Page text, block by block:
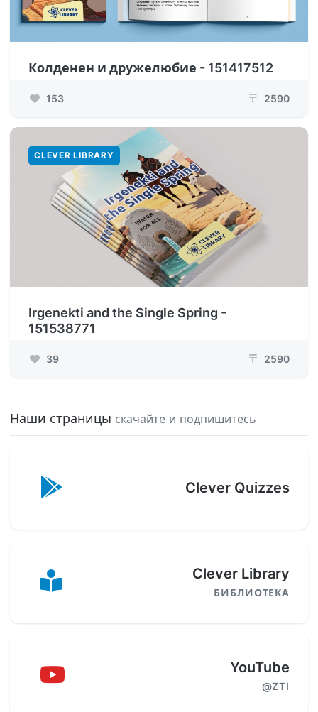
Колденен и дружелюбие - 151417512
153 ₸ 2590
CLEVER LIBRARY
Irgenekti and the Single Spring -
151538771
39 ₸ 2590
Наши страницы скачайте и подпишитесь
Clever Quizzes
Clever Library
БИБЛИОТЕКА
YouTube
@ZTI